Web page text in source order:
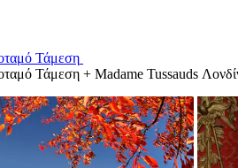
Τάμεση
Τάμεση + Madame Tussauds